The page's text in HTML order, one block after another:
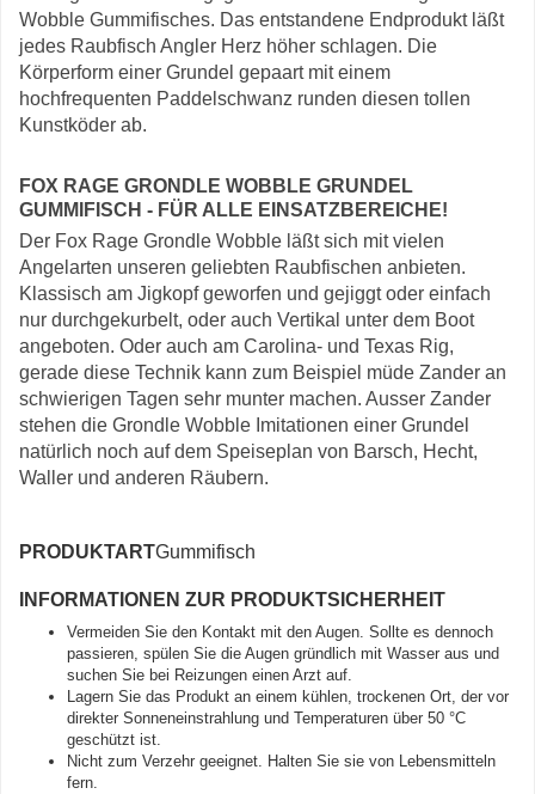
Wobble Gummifisches. Das entstandene Endprodukt läßt
jedes Raubfisch Angler Herz höher schlagen. Die
Körperform einer Grundel gepaart mit einem
hochfrequenten Paddelschwanz runden diesen tollen
Kunstköder ab.
FOX RAGE GRONDLE WOBBLE GRUNDEL
GUMMIFISCH - FÜR ALLE EINSATZBEREICHE!
Der Fox Rage Grondle Wobble läßt sich mit vielen
Angelarten unseren geliebten Raubfischen anbieten.
Klassisch am Jigkopf geworfen und gejiggt oder einfach
nur durchgekurbelt, oder auch Vertikal unter dem Boot
angeboten. Oder auch am Carolina- und Texas Rig,
gerade diese Technik kann zum Beispiel müde Zander an
schwierigen Tagen sehr munter machen. Ausser Zander
stehen die Grondle Wobble Imitationen einer Grundel
natürlich noch auf dem Speiseplan von Barsch, Hecht,
Waller und anderen Räubern.
PRODUKTARTGummifisch
INFORMATIONEN ZUR PRODUKTSICHERHEIT
Vermeiden Sie den Kontakt mit den Augen. Sollte es dennoch
passieren, spülen Sie die Augen gründlich mit Wasser aus und
suchen Sie bei Reizungen einen Arzt auf.
Lagern Sie das Produkt an einem kühlen, trockenen Ort, der vor
direkter Sonneneinstrahlung und Temperaturen über 50 °C
geschützt ist.
Nicht zum Verzehr geeignet. Halten Sie sie von Lebensmitteln
fern.